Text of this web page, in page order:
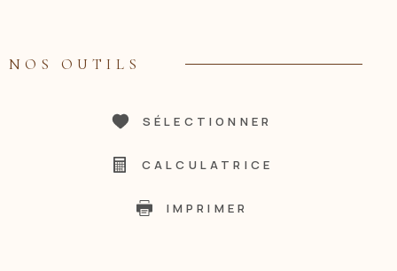
NOS OUTILS
SÉLECTIONNER
CALCULATRICE
IMPRIMER